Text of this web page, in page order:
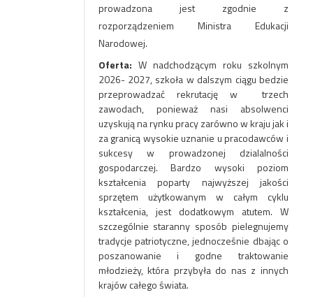
prowadzona jest zgodnie z
rozporządzeniem Ministra Edukacji
Narodowej.
Oferta: W nadchodzącym roku szkolnym
2026- 2027, szkoła w dalszym ciągu bedzie
przeprowadzać rekrutację w trzech
zawodach, ponieważ nasi absolwenci
uzyskują na rynku pracy zarówno w kraju jak i
za granicą wysokie uznanie u pracodawców i
sukcesy w prowadzonej dzialalności
gospodarczej. Bardzo wysoki poziom
kształcenia poparty najwyższej jakości
sprzętem użytkowanym w całym cyklu
kształcenia, jest dodatkowym atutem. W
szczególnie staranny sposób pielegnujemy
tradycje patriotyczne, jednocześnie dbając o
poszanowanie i godne traktowanie
młodzieży, która przybyła do nas z innych
krajów całego świata.